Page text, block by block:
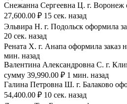
Снежанна Сергеевна Ц. г. Воронеж
27,600.00 ₽ 15 сек. назад
Эльвира Н. г. Подольск оформила
20 сек. назад
Рената Х. г. Анапа оформила заказ
мин. назад
Валентина Александровна С. г.
сумму 39,990.00 ₽ 1 мин. назад
Галина Петровна Ш. г. Балаково
54,400.00 ₽ 10 сек. назад